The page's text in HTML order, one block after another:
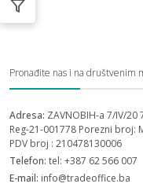
Pronađite nas i na društvenim
Adresa: ZAVNOBIH-a 7/IV/
Reg-21-001778 Porezni broj:
PDV broj : 210478130006
Telefon: tel: +387 62 566 007
E-mail: info@tradeoffice.ba